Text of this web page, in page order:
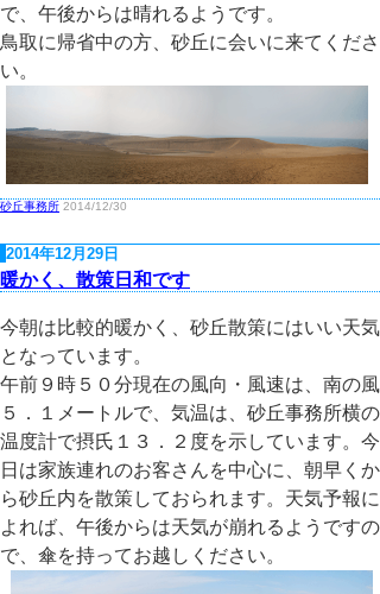
で、午後からは晴れるようです。
鳥取に帰省中の方、砂丘に会いに来てくださ
い。
砂丘事務所 2014/12/30
2014年12月29日
暖かく、散策日和です
今朝は比較的暖かく、砂丘散策にはいい天気
となっています。
午前９時５０分現在の風向・風速は、南の風
５．１メートルで、気温は、砂丘事務所横の
温度計で摂氏１３．２度を示しています。今
日は家族連れのお客さんを中心に、朝早くか
ら砂丘内を散策しておられます。天気予報に
よれば、午後からは天気が崩れるようですの
で、傘を持ってお越しください。